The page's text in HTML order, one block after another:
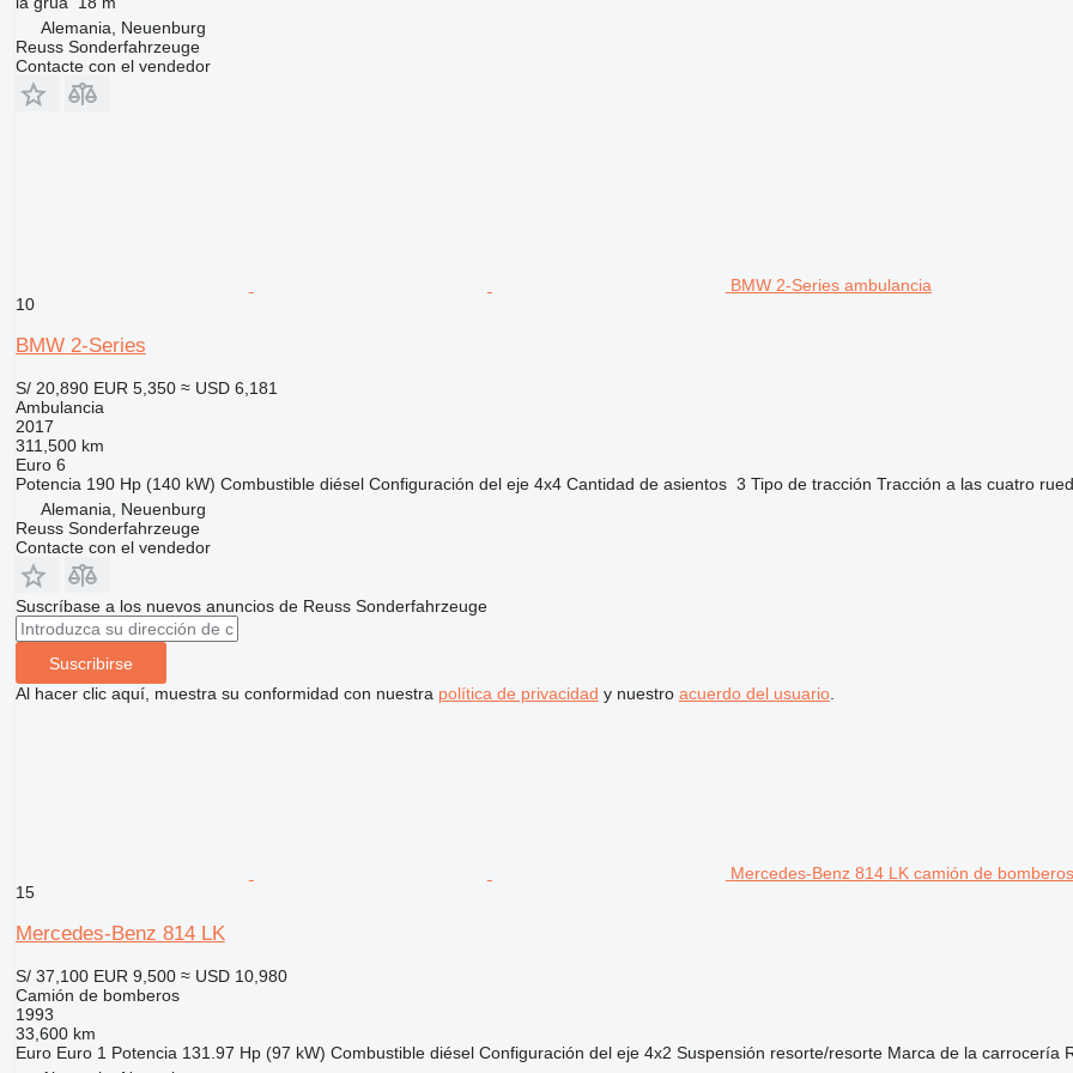
Alemania, Neuenburg
Reuss Sonderfahrzeuge
Contacte con el vendedor
BMW 2-Series ambulancia
10
BMW 2-Series
S/ 20,890 EUR 5,350 ≈ USD 6,181
Ambulancia
2017
311,500 km
Euro 6
Potencia 190 Hp (140 kW) Combustible diésel Configuración del eje 4x4 Cantidad de asientos 3 Tipo de tracción Tracción a las cuatro
Alemania, Neuenburg
Reuss Sonderfahrzeuge
Contacte con el vendedor
Suscríbase a los nuevos anuncios de Reuss Sonderfahrzeuge
Suscribirse
Al hacer clic aquí, muestra su conformidad con nuestra política de privacidad y nuestro acuerdo del usuario.
Mercedes-Benz 814 LK camión de bomberos
15
Mercedes-Benz 814 LK
S/ 37,100 EUR 9,500 ≈ USD 10,980
Camión de bomberos
1993
33,600 km
Euro Euro 1 Potencia 131.97 Hp (97 kW) Combustible diésel Configuración del eje 4x2 Suspensión resorte/resorte Marca de la carrocería